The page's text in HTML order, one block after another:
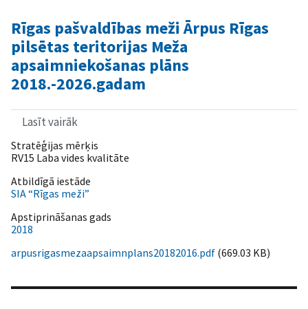
Rīgas pašvaldības meži Ārpus Rīgas
pilsētas teritorijas Meža
apsaimniekošanas plāns
2018.-2026.gadam
Lasīt vairāk
pašvaldības
meži
Rīgas
pilsētas
Meža
2018.-2026.gadam
Stratēģijas mērķis
RV15 Laba vides kvalitāte
Atbildīgā iestāde
SIA “Rīgas meži”
Apstiprināšanas gads
2018
arpusrigasmezaapsaimnplans20182016.pdf (669.03 KB)